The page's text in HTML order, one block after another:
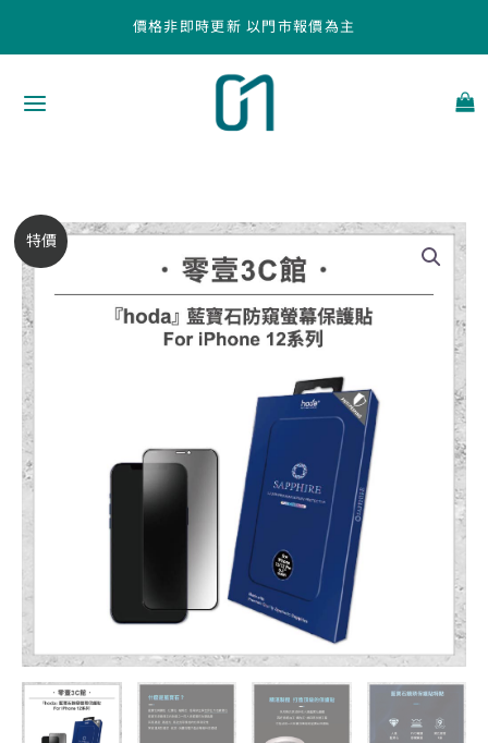
價格非即時更新 以門市報價為主
特價
原
始
NT$2,490。
目
前
價
格：
NT$1,520。
【hoda】
藍
寶
石
防
螢
幕
保
護
系
列
手
機